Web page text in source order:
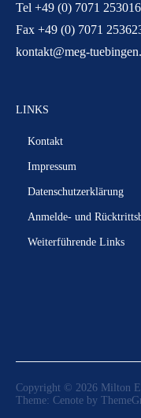
Tel +49 (0) 7071 253016
Fax +49 (0) 7071
kontakt@meg-
LINKS
Kontakt
Impressum
Datenschutzerklärung
Anmelde- und
Weiterführende Links
Copyright © 2026 Milton
Theme: Cenote by